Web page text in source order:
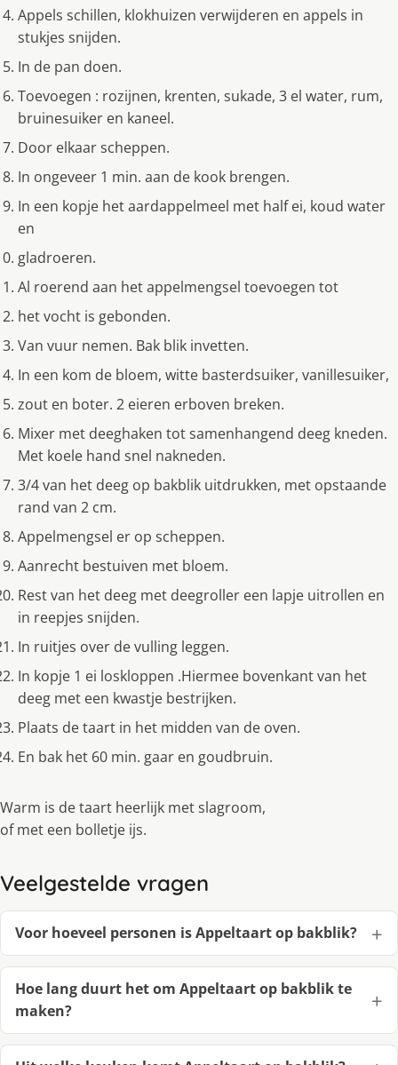
Appels schillen, klokhuizen verwijderen en appels in
stukjes snijden.
In de pan doen.
Toevoegen : rozijnen, krenten, sukade, 3 el water, rum,
bruinesuiker en kaneel.
Door elkaar scheppen.
In ongeveer 1 min. aan de kook brengen.
In een kopje het aardappelmeel met half ei, koud water
en
gladroeren.
Al roerend aan het appelmengsel toevoegen tot
het vocht is gebonden.
Van vuur nemen. Bak blik invetten.
In een kom de bloem, witte basterdsuiker, vanillesuiker,
zout en boter. 2 eieren erboven breken.
Mixer met deeghaken tot samenhangend deeg kneden.
Met koele hand snel nakneden.
3/4 van het deeg op bakblik uitdrukken, met opstaande
rand van 2 cm.
Appelmengsel er op scheppen.
Aanrecht bestuiven met bloem.
Rest van het deeg met deegroller een lapje uitrollen en
in reepjes snijden.
In ruitjes over de vulling leggen.
In kopje 1 ei loskloppen .Hiermee bovenkant van het
deeg met een kwastje bestrijken.
Plaats de taart in het midden van de oven.
En bak het 60 min. gaar en goudbruin.
Warm is de taart heerlijk met slagroom,
of met een bolletje ijs.
Veelgestelde vragen
Voor hoeveel personen is Appeltaart op bakblik?
Hoe lang duurt het om Appeltaart op bakblik te
maken?